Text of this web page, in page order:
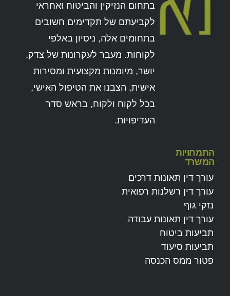
בתחום הנזיקין והביטוח ואחראי
לקביעתם של תקדימים חשובים
בתחומים אלה, ניסיון באלפי
לקוחות. מעבר לעקרונות של צדק,
יושר, מיומנות מקצועית ומסירות
אישית, הצבנו את הטיפול האישי,
בכל לקוח ולקוח, בראש סדר
העדיפויות.
התמחויות
המשרד
עורך דין תאונות דרכים
עורך דין רשלנות רפואית
נזקי גוף
עורך דין תאונות עבודה
תביעות ביטוח
תביעות סיעוד
פטור ממס הכנסה